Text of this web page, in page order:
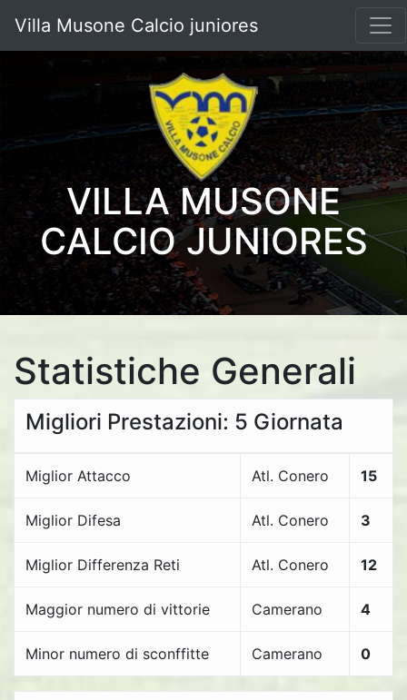
Villa Musone Calcio juniores
VILLA MUSONE
CALCIO JUNIORES
Statistiche Generali
Migliori Prestazioni: 5 Giornata
Miglior Attacco Atl. Conero 15
Miglior Difesa Atl. Conero 3
Miglior Differenza Reti Atl. Conero 12
Maggior numero di vittorie Camerano 4
Minor numero di sconffitte Camerano 0